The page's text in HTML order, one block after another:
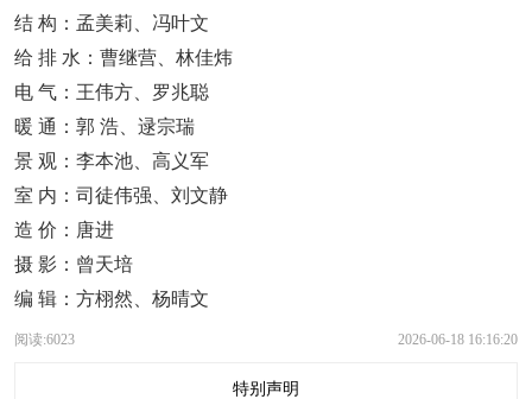
结 构：孟美莉、冯叶文
给 排 水：曹继营、林佳炜
电 气：王伟方、罗兆聪
暖 通：郭 浩、逯宗瑞
景 观：李本池、高义军
室 内：司徒伟强、刘文静
造 价：唐进
摄 影：曾天培
编 辑：方栩然、杨晴文
阅读:6023 2026-06-18 16:16:20
特别声明